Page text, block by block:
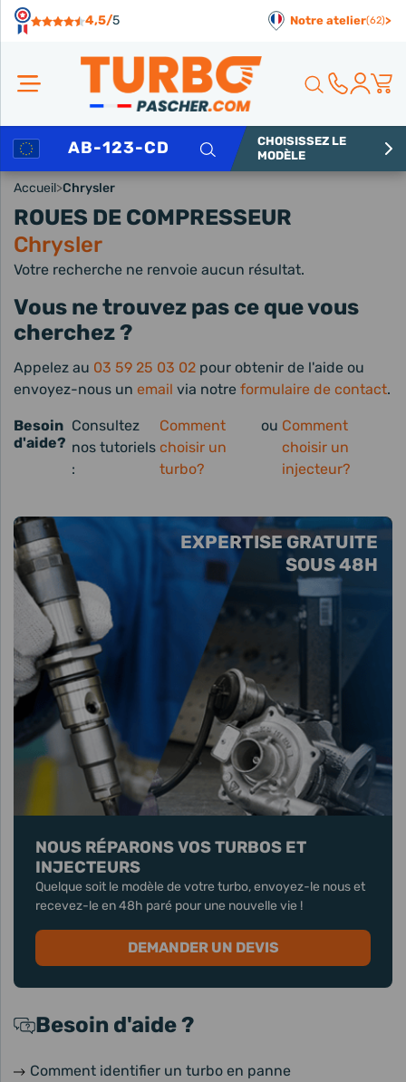
4,5/5 Notre atelier(62)>
Rechercher
CHOISISSEZ LE
MODÈLE
Accueil>Chrysler
ROUES DE COMPRESSEUR
Chrysler
EXPERTISE GRATUITE
SOUS 48H
NOUS RÉPARONS VOS TURBOS ET
INJECTEURS
Quelque soit le modèle de votre turbo, envoyez-le nous et
recevez-le en 48h paré pour une nouvelle vie !
DEMANDER UN DEVIS
Besoin d'aide ?
Comment identifier un turbo en panne
Votre recherche ne renvoie aucun résultat.
Vous ne trouvez pas ce que vous
cherchez ?
Appelez au 03 59 25 03 02 pour obtenir de l'aide ou
envoyez-nous un email via notre formulaire de contact.
Besoin
d'aide?
Consultez
nos tutoriels
:
Comment
choisir un
turbo?
ou Comment
choisir un
injecteur?
Panneau de gestion des cookies